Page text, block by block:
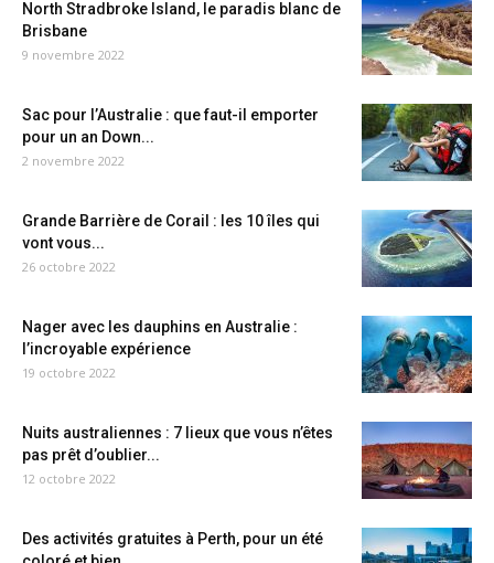
North Stradbroke Island, le paradis blanc de
Brisbane
9 novembre 2022
Sac pour l’Australie : que faut-il emporter
pour un an Down...
2 novembre 2022
Grande Barrière de Corail : les 10 îles qui
vont vous...
26 octobre 2022
Nager avec les dauphins en Australie :
l’incroyable expérience
19 octobre 2022
Nuits australiennes : 7 lieux que vous n’êtes
pas prêt d’oublier...
12 octobre 2022
Des activités gratuites à Perth, pour un été